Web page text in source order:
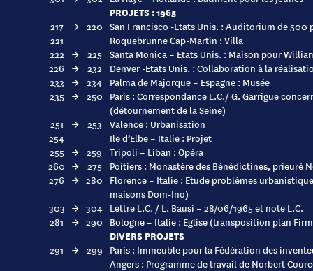
PROJETS : 1965
217 → 220 San Francisco -Etats Unis. : Auditorium de 500
221
Roquebrunne Cap-Martin : Villa
222 → 225 Santa Monica – Etats Unis. : Maison pour
226 → 232
Denver -Etats Unis. : Collaboration à la
233 → 234 Palma de Majorque – Espagne : Musée
235 → 250 Paris : Correspondance L.C./ G. Garrigue
(détournement de la Seine)
251
→ 253 Valence : Urbanisation
254
Ile d’Elbe – Italie : Projet
255 → 259 Tripoli – Liban : Opéra
260 → 275
Poitiers : Monastère des Bénédictines, prieuré
276 → 280 Florence – Italie : Etude problèmes
maisons Dom-Ino)
303 → 304 Lettre L.C. / L. Bausi – 28/06/1965 et note L.C.
281
→ 290 Bologne – Italie : Eglise (transposition plan
DIVERS PROJETS
291 → 299 Paris : Immeuble pour la Fédération des
Angers : Programme de travail de Norbert